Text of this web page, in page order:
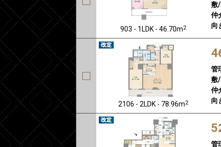
903 - 1LDK - 46.70m2
敷
仲
向
2106 - 2LDK - 78.96m2
管
敷
仲
向
管